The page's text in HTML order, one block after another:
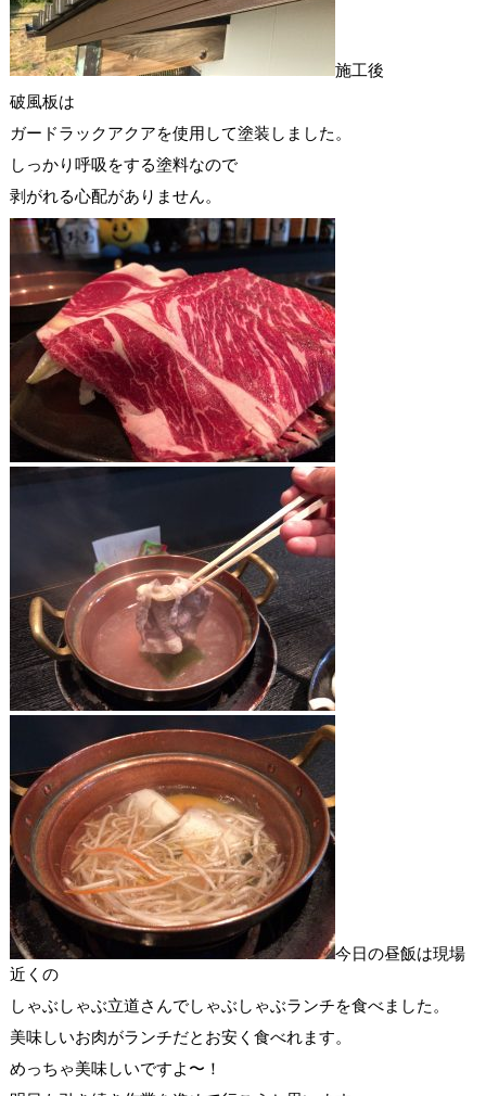
施工後
破風板は
ガードラックアクアを使用して塗装しました。
しっかり呼吸をする塗料なので
剥がれる心配がありません。
今日の昼飯は現場
近くの
しゃぶしゃぶ立道さんでしゃぶしゃぶランチを食べました。
美味しいお肉がランチだとお安く食べれます。
めっちゃ美味しいですよ〜！